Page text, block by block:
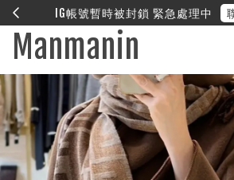
❤︎ 全館滿兩萬享免運
Manmanin